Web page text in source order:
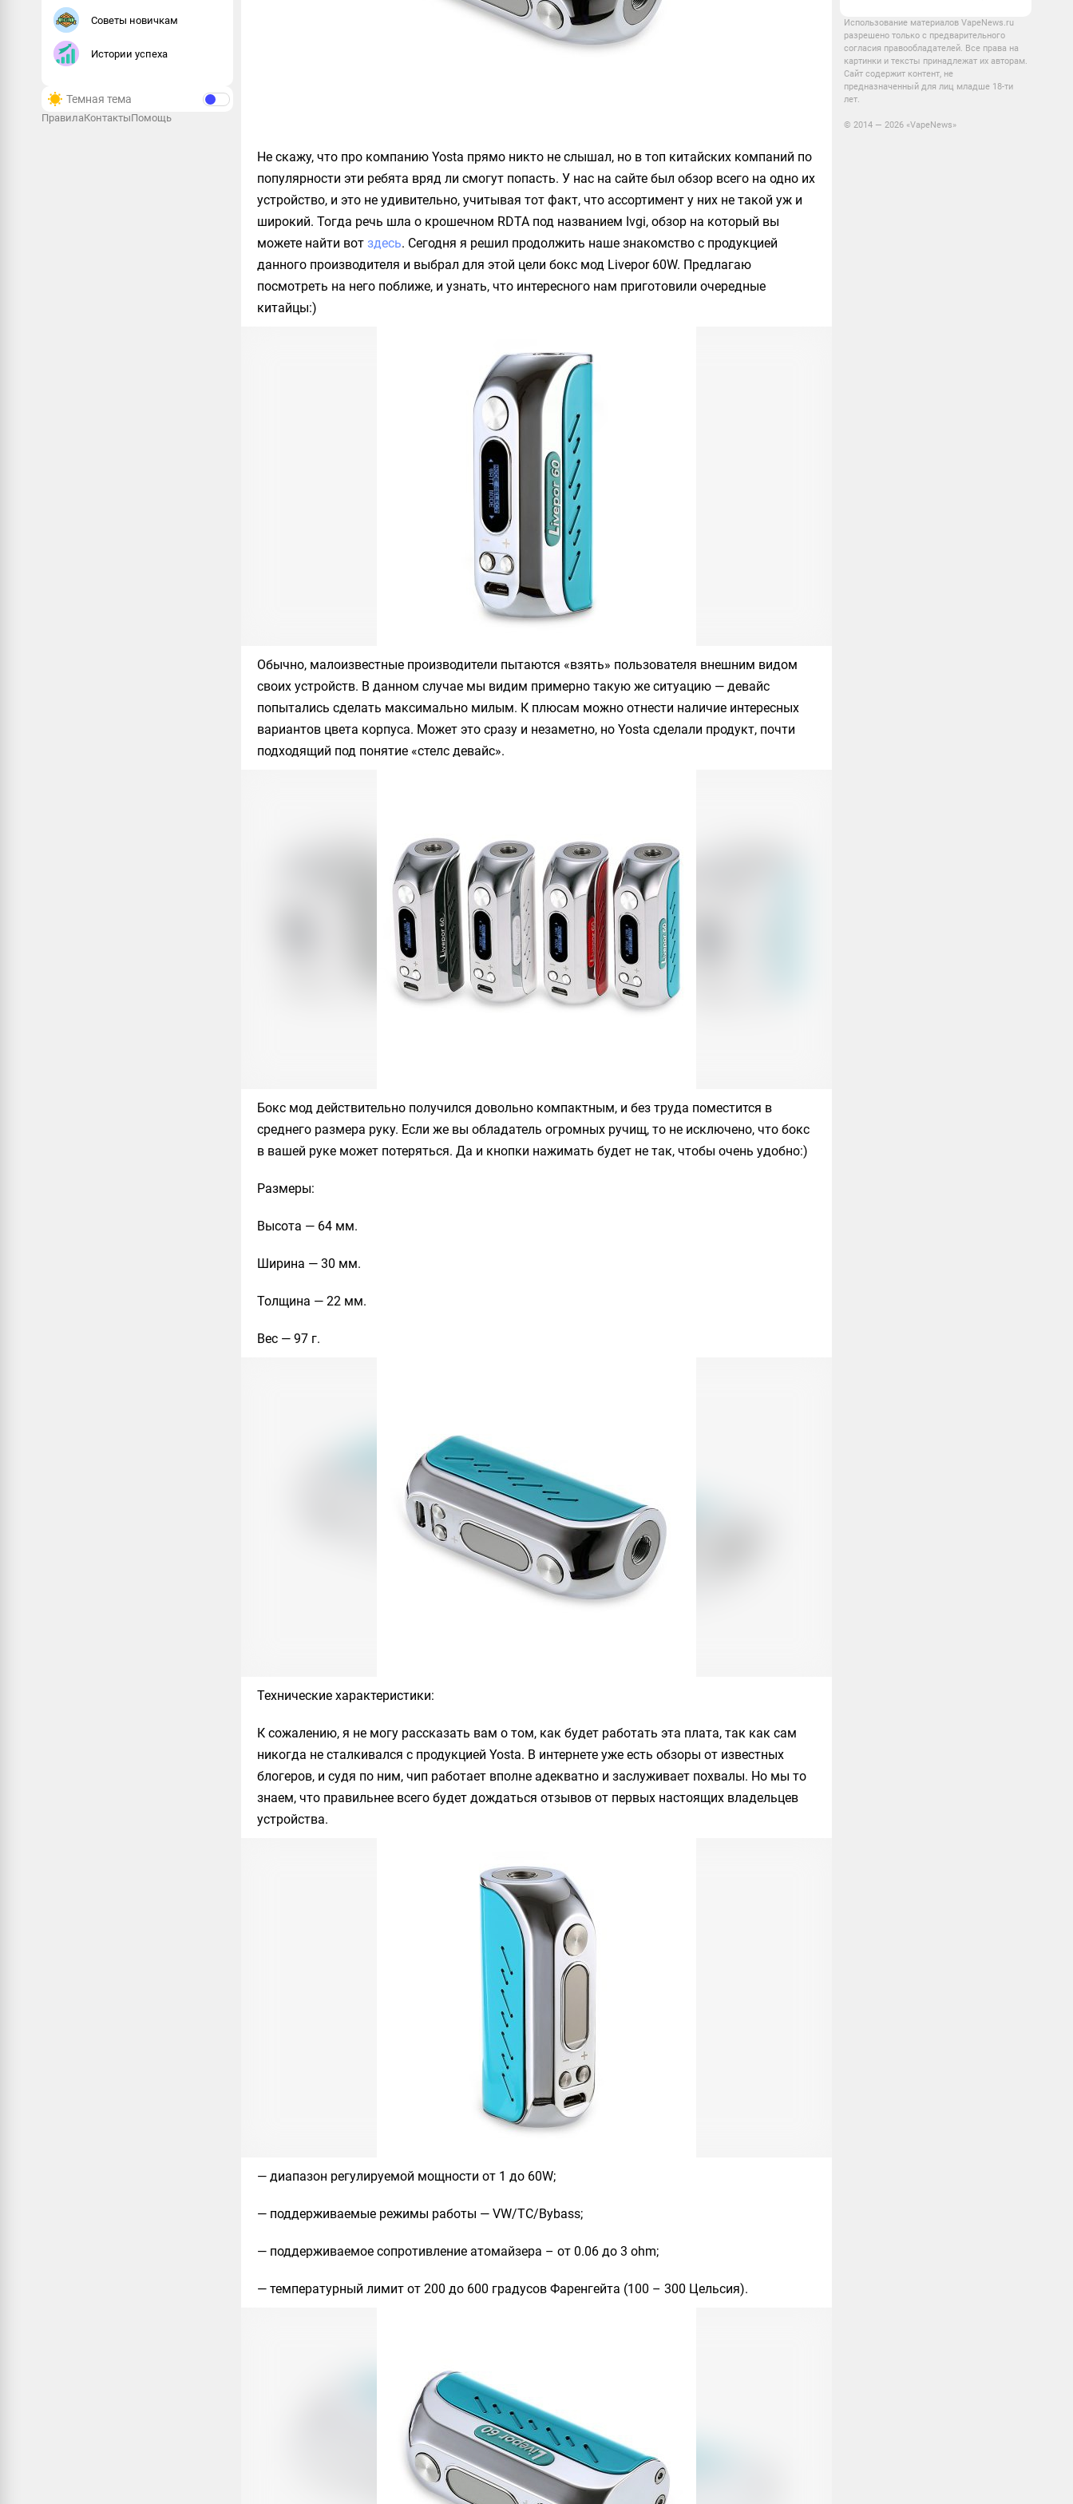
Советы новичкам
Истории успеха
Темная тема
ПравилаКонтактыПомощь
Не скажу, что про компанию Yosta прямо никто не слышал, но в топ китайских компаний по
популярности эти ребята вряд ли смогут попасть. У нас на сайте был обзор всего на одно их
устройство, и это не удивительно, учитывая тот факт, что ассортимент у них не такой уж и
широкий. Тогда речь шла о крошечном RDTA под названием Ivgi, обзор на который вы
можете найти вот здесь. Сегодня я решил продолжить наше знакомство с продукцией
данного производителя и выбрал для этой цели бокс мод Livepor 60W. Предлагаю
посмотреть на него поближе, и узнать, что интересного нам приготовили очередные
китайцы:)
Обычно, малоизвестные производители пытаются «взять» пользователя внешним видом
своих устройств. В данном случае мы видим примерно такую же ситуацию — девайс
попытались сделать максимально милым. К плюсам можно отнести наличие интересных
вариантов цвета корпуса. Может это сразу и незаметно, но Yosta сделали продукт, почти
подходящий под понятие «стелс девайс».
Бокс мод действительно получился довольно компактным, и без труда поместится в
среднего размера руку. Если же вы обладатель огромных ручищ, то не исключено, что бокс
в вашей руке может потеряться. Да и кнопки нажимать будет не так, чтобы очень удобно:)
Размеры:
Высота — 64 мм.
Ширина — 30 мм.
Толщина — 22 мм.
Вес — 97 г.
Технические характеристики:
К сожалению, я не могу рассказать вам о том, как будет работать эта плата, так как сам
никогда не сталкивался с продукцией Yosta. В интернете уже есть обзоры от известных
блогеров, и судя по ним, чип работает вполне адекватно и заслуживает похвалы. Но мы то
знаем, что правильнее всего будет дождаться отзывов от первых настоящих владельцев
устройства.
— диапазон регулируемой мощности от 1 до 60W;
— поддерживаемые режимы работы — VW/TC/Bybass;
— поддерживаемое сопротивление атомайзера – от 0.06 до 3 ohm;
— температурный лимит от 200 до 600 градусов Фаренгейта (100 – 300 Цельсия).
Использование материалов VapeNews.ru
разрешено только с предварительного
согласия правообладателей. Все права на
картинки и тексты принадлежат их авторам.
Сайт содержит контент, не
предназначенный для лиц младше 18-ти
лет.
© 2014 — 2026 «VapeNews»